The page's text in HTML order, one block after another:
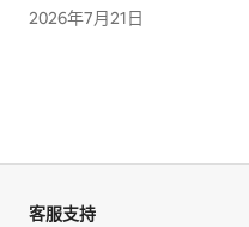
2026年7月21日
客服支持